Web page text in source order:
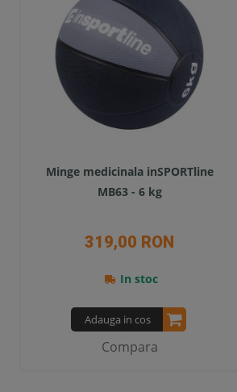
Minge medicinala inSPORTline
MB63 - 6 kg
319,00 RON
In stoc
Adauga in cos
Compara